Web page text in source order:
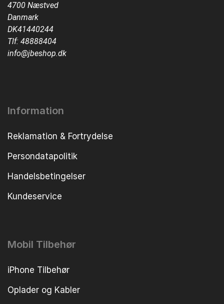
4700 Næstved
Danmark
DK41440244
Tlf: 48888404
info@jbeshop.dk
Information
Reklamation & Fortrydelse
Persondatapolitik
Handelsbetingelser
Kundeservice
Mobil Tilbehør
iPhone Tilbehør
Oplader og Kabler